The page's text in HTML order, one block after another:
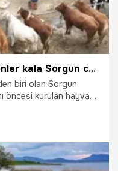
Kurban Bayramı'na sayılı günler kala Sorgun canlı hayvan pazarında hareketlilik yaşandı
biri olan Sorgun
öncesi kurulan hayvan
ağırlıyor.